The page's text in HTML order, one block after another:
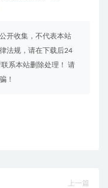
开收集，不代表本站
法规，请在下载后24
系本站删除处理！ 请
！
上一篇